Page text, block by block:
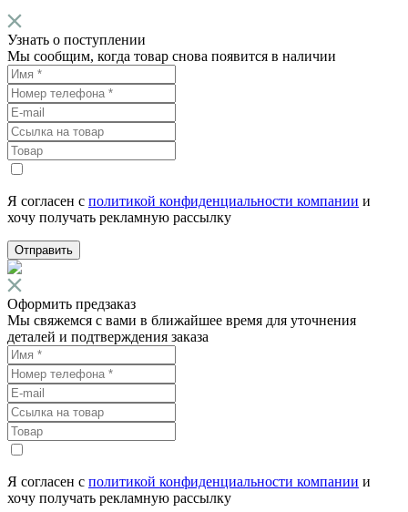
Узнать о поступлении
Мы сообщим, когда товар снова появится в наличии
Я согласен с политикой конфиденциальности компании и
хочу получать рекламную рассылку
Отправить
Оформить предзаказ
Мы свяжемся с вами в ближайшее время для уточнения
деталей и подтверждения заказа
Я согласен с политикой конфиденциальности компании и
хочу получать рекламную рассылку